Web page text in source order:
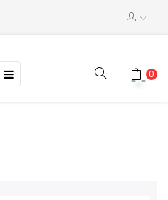
Toggle
navigation
☰ 0